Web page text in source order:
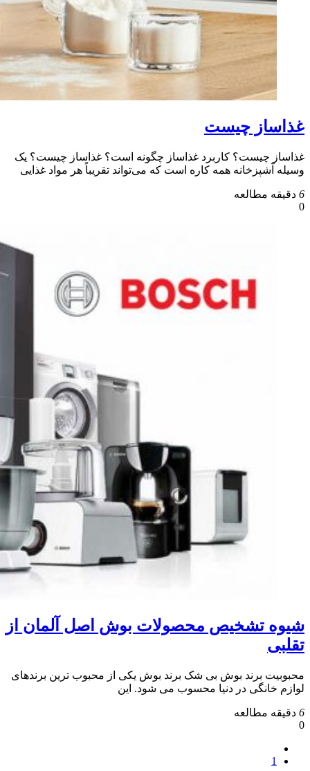
غذاساز چیست
غذاساز چیست؟ کاربرد غذاساز چگونه است؟ غذاساز چیست؟ یک
وسیله آشپزخانه همه کاره است که می‌تواند تقریباً هر مواد غذایی
6 دقیقه مطالعه
0
شیوه تشخیص محصولات بوش اصل آلمان از
تقلبی
محبوبیت برند بوش بی شک برند بوش یکی از محبوب ترین برندهای
لوازم خانگی در دنیا محسوب می شود. این
6 دقیقه مطالعه
0
1